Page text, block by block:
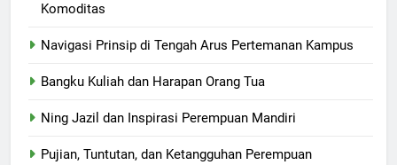
Komoditas
Navigasi Prinsip di Tengah Arus Pertemanan Kampus
Bangku Kuliah dan Harapan Orang Tua
Ning Jazil dan Inspirasi Perempuan Mandiri
Pujian, Tuntutan, dan Ketangguhan Perempuan